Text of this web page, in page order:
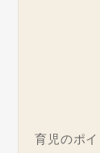
育児のポ